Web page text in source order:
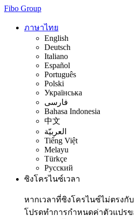
Fibo Group
ภาษาไทย
English
Deutsch
Italiano
Español
Português
Polski
Українська
فارسی
Bahasa Indonesia
中文
العربيّة
Tiếng Việt
Melayu
Türkçe
Русский
ซิงโครไนซ์เวลา
หากเวลาที่ซิงโครไนซ์ไม่ตรงกั
โปรดทำการกำหนดค่าตัวแปรข